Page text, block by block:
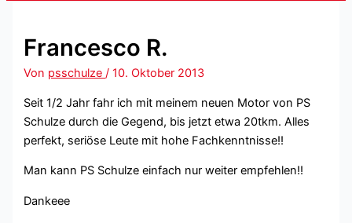
Francesco R.
Von psschulze/10. Oktober 2013
Seit 1/2 Jahr fahr ich mit meinem neuen Motor von PS
Schulze durch die Gegend, bis jetzt etwa 20tkm. Alles
perfekt, seriöse Leute mit hohe Fachkenntnisse!!
Man kann PS Schulze einfach nur weiter empfehlen!!
Dankeee